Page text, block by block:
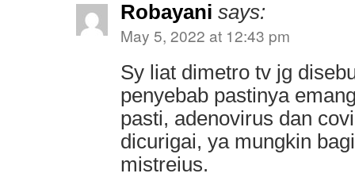
Robayani says:
May 5, 2022 at 12:43 pm
Sy liat dimetro tv jg
penyebab pastinya
pasti, adenovirus dan
dicurigai, ya mungkin
mistreius.